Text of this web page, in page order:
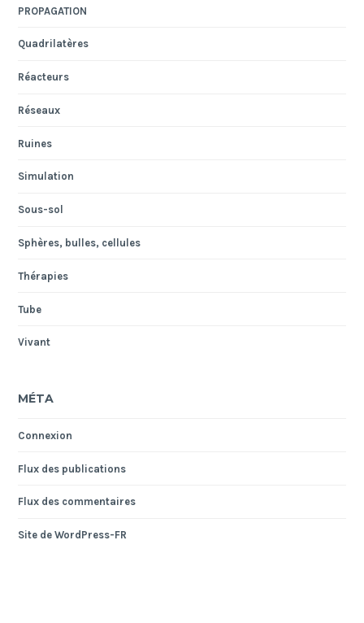
PROPAGATION
Quadrilatères
Réacteurs
Réseaux
Ruines
Simulation
Sous-sol
Sphères, bulles, cellules
Thérapies
Tube
Vivant
MÉTA
Connexion
Flux des publications
Flux des commentaires
Site de WordPress-FR